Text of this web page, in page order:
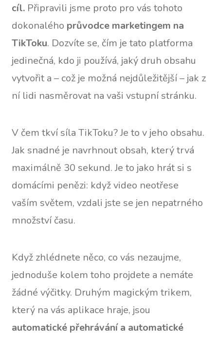
cíl. Připravili jsme proto pro vás tohoto
dokonalého průvodce marketingem na
TikToku. Dozvíte se, čím je tato platforma
jedinečná, kdo ji používá, jaký druh obsahu
vytvořit a – což je možná nejdůležitější – jak z
ní lidi nasměrovat na vaši vstupní stránku.
V čem tkví síla TikToku? Je to v jeho obsahu.
Jak snadné je navrhnout obsah, který trvá
maximálně 30 sekund. Je to jako hrát si s
domácími penězi: když video neotřese
vaším světem, vzdali jste se jen nepatrného
množství času.
Když zhlédnete něco, co vás nezaujme,
jednoduše kolem toho projdete a nemáte
žádné výčitky. Druhým magickým trikem,
který na vás aplikace hraje, jsou
automatické přehrávání a automatické